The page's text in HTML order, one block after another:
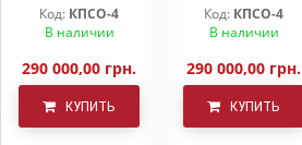
ДЕМЕТРА КПСО-4
Код: КПСО-4
В наличии
290 000,00 грн.
КУПИТЬ
КПСО-4 ДЕМЕТРА
Код: КПСО-4
В наличии
290 000,00 грн.
КУПИТЬ